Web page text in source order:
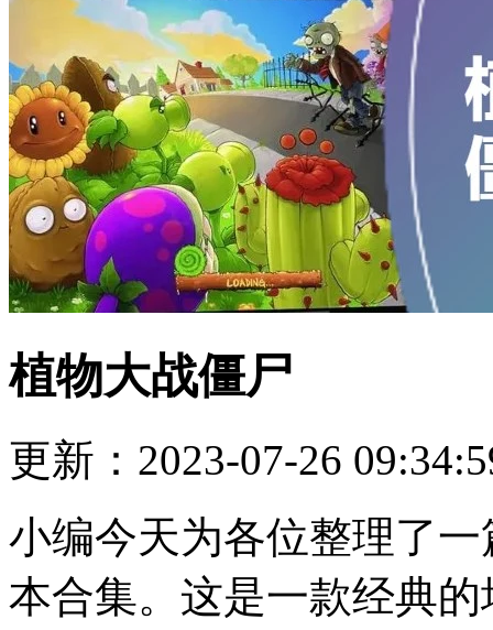
植物大战僵尸
更新：2023-07-26
小编今天为各位整理了
本合集。这是一款经典